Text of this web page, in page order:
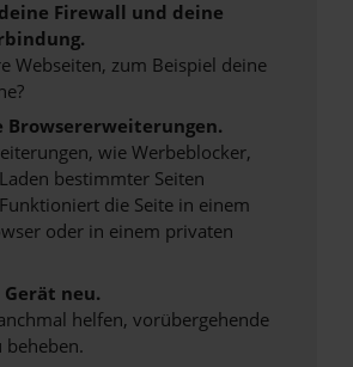
Firewall und deine
Webseiten, zum Beispiel deine
Browsererweiterungen.
wie Werbeblocker,
bestimmter Seiten
die Seite in einem
oder in einem privaten
neu.
helfen, vorübergehende
beheben.